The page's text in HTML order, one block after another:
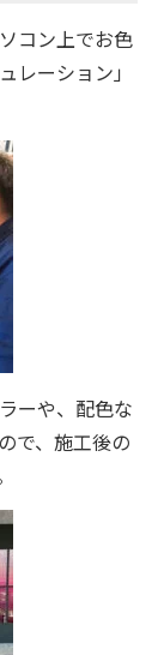
コン上でお色
レーション」
ーや、配色な
で、施工後の